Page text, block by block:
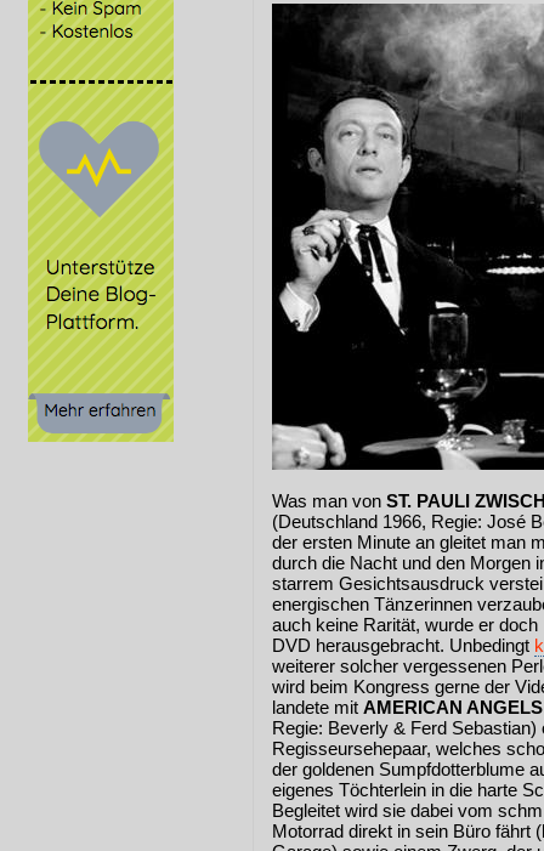
Was man von ST. PAULI
(Deutschland 1966, Regie: José
der ersten Minute an gleitet man
durch die Nacht und den Morgen
starrem Gesichtsausdruck
energischen Tänzerinnen
auch keine Rarität, wurde er
DVD herausgebracht. Unbedingt
weiterer solcher vergessenen
wird beim Kongress gerne der
landete mit AMERICAN
Regie: Beverly & Ferd
Regisseursehepaar, welches
der goldenen Sumpfdotterblume
eigenes Töchterlein in die harte
Begleitet wird sie dabei vom
Motorrad direkt in sein Büro fährt